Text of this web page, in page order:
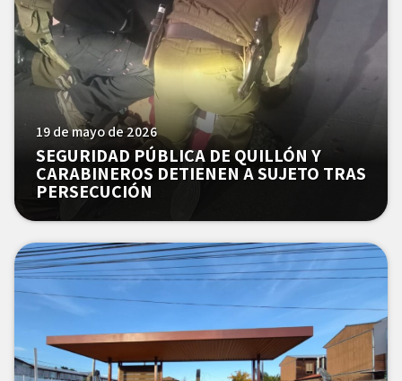
19 de mayo de 2026
SEGURIDAD PÚBLICA DE QUILLÓN Y
CARABINEROS DETIENEN A SUJETO TRAS
PERSECUCIÓN